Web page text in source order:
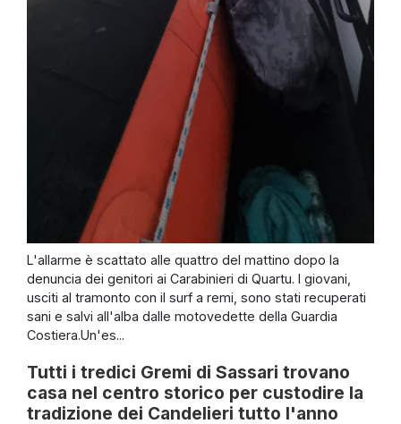
L'allarme è scattato alle quattro del mattino dopo la
denuncia dei genitori ai Carabinieri di Quartu. I giovani,
usciti al tramonto con il surf a remi, sono stati recuperati
sani e salvi all'alba dalle motovedette della Guardia
Costiera.Un'es...
Tutti i tredici Gremi di Sassari trovano
casa nel centro storico per custodire la
tradizione dei Candelieri tutto l'anno